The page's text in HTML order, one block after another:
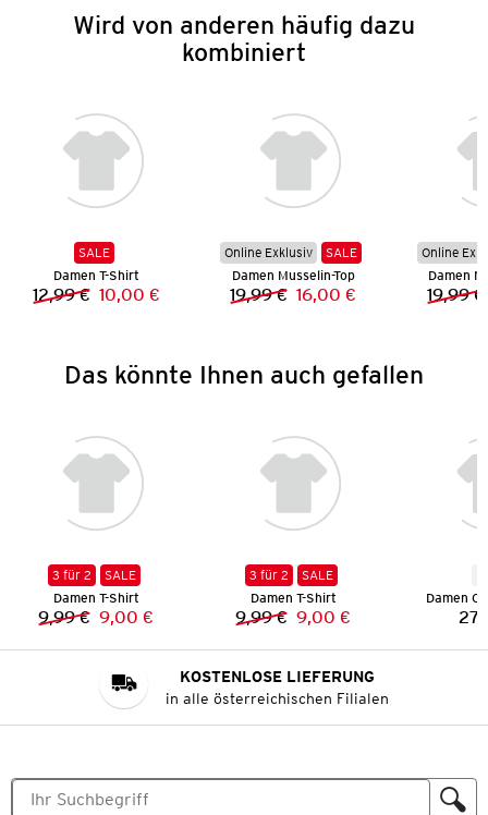
Wird von anderen häufig dazu
kombiniert
SALE
Damen T-Shirt
Vorheriger Preis:
12,99 € Neuer Preis:
10,00 €
Online Exklusiv
SALE
Damen Musselin-Top
Vorheriger Preis:
19,99 € Neuer Preis:
16,00 €
Online
Damen
19,99 €
Das könnte Ihnen auch gefallen
3 für 2
SALE
Damen T-Shirt
Vorheriger Preis:
9,99 € Neuer Preis:
9,00 €
3 für 2
SALE
Damen T-Shirt
Vorheriger Preis:
9,99 € Neuer Preis:
9,00 €
Damen
KOSTENLOSE LIEFERUNG
in alle österreichischen Filialen